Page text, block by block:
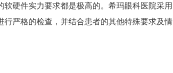
硬件实力要求都是极高的。希玛眼科医院采用
严格的检查，并结合患者的其他特殊要求及情